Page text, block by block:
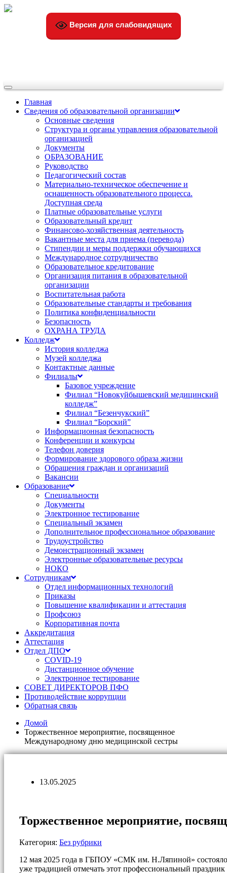
Версия для слабовидящих
Переключить
навигацииГлавная
Сведения об образовательной организации
Основные сведения
Структура и органы управления образовательной
организацией
Документы
ОБРАЗОВАНИЕ
Руководство
Педагогический состав
Материально-техническое обеспечение и
оснащенность образовательного процесса.
Доступная среда
Платные образовательные услуги
Образовательный кредит
Финансово-хозяйственная деятельность
Вакантные места для приема (перевода)
Стипендии и меры поддержки обучающихся
Международное сотрудничество
Образовательное кредитование
Организация питания в образовательной
организации
Воспитательная работа
Образовательные стандарты и требования
Политика конфиденциальности
Безопасность
ОХРАНА ТРУДА
Колледж
История колледжа
Музей колледжа
Контактные данные
Филиалы
Базовое учреждение
Филиал “Новокуйбышевский медицинский
колледж”
Филиал “Безенчукский”
Филиал “Борский”
Информационная безопасность
Конференции и конкурсы
Телефон доверия
Формирование здорового образа жизни
Обращения граждан и организаций
Вакансии
Образование
Специальности
Документы
Электронное тестирование
Специальный экзамен
Дополнительное профессиональное образование
Трудоустройство
Демонстрационный экзамен
Электронные образовательные ресурсы
НОКО
Сотрудникам
Отдел информационных технологий
Приказы
Повышение квалификации и аттестация
Профсоюз
Корпоративная почта
Аккредитация
Аттестация
Отдел ДПО
COVID-19
Дистанционное обучение
Электронное тестирование
СОВЕТ ДИРЕКТОРОВ ПФО
Противодействие коррупции
Обратная связь
Домой
Торжественное мероприятие, посвященное
Международному дню медицинской сестры
13.05.2025
Торжественное мероприятие,
Категория: Без рубрики
12 мая 2025 года в ГБПОУ «СМК им. Н.Ляпиной»
уже традицией отмечать этот профессиональный